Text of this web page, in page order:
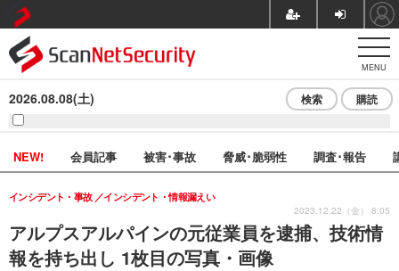
MENU
2026.08.08(土) 検索 購読
NEW! 会員記事 被害･事故 脅威･脆弱性 調査･報告
アルプスアルパインの元従業員を逮捕、技術情
報を持ち出し 1枚目の写真・画像
インシデント・事故 インシデント・情報漏えい
2023.12.22（金） 8:05